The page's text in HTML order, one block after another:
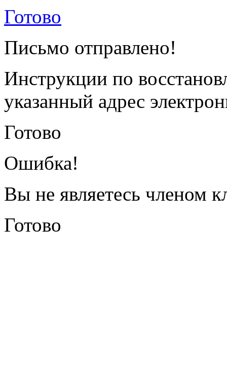
Готово
Письмо отправлено!
Инструкции по
указанный адрес
Готово
Ошибка!
Вы не являетесь членом
Готово